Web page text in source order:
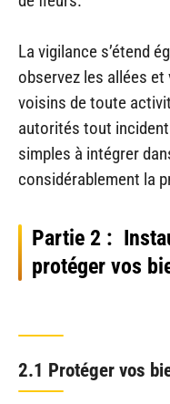
La vigilance s’étend
observez les allées
voisins de toute
autorités tout
simples à intégrer
considérablement la
Partie 2 :
protéger vos
2.1 Protéger vos